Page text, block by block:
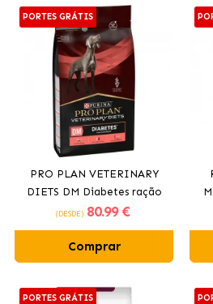
PORTES GRÁTIS
PRO PLAN VETERINARY
DIETS DM Diabetes ração
para cães
(DESDE) 80.99 €
Comprar
PORTES GRÁTIS